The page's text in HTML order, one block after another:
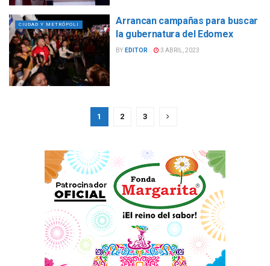
CIUDAD Y METRÓPOLI
Arrancan campañas para buscar
la gubernatura del Edomex
BY EDITOR 3 ABRIL, 2023
1 2 3